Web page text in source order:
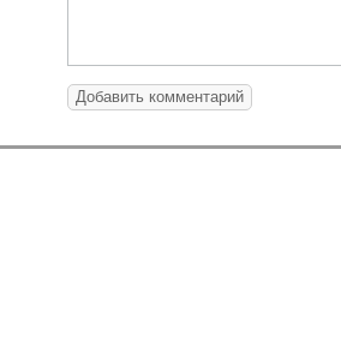
Добавить комментарий